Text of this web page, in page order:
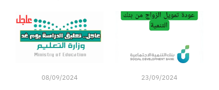
23/09/2024
08/09/2024